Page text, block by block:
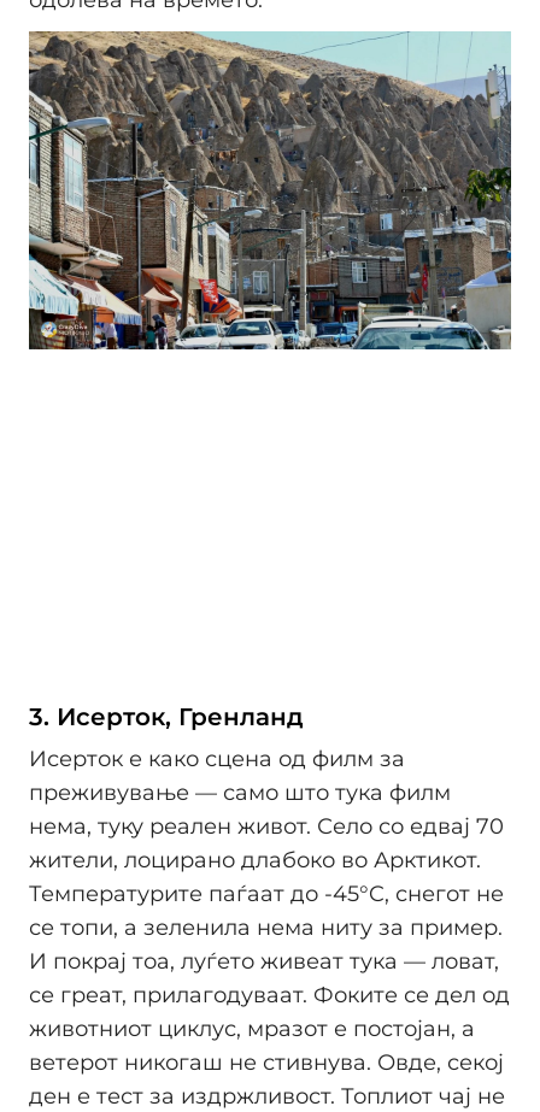
3. Исерток, Гренланд
Исерток е како сцена од филм за
преживување — само што тука филм
нема, туку реален живот. Село со едвај 70
жители, лоцирано длабоко во Арктикот.
Температурите паѓаат до -45°C, снегот не
се топи, а зеленила нема ниту за пример.
И покрај тоа, луѓето живеат тука — ловат,
се греат, прилагодуваат. Фоките се дел од
животниот циклус, мразот е постојан, а
ветерот никогаш не стивнува. Овде, секој
ден е тест за издржливост. Топлиот чај не